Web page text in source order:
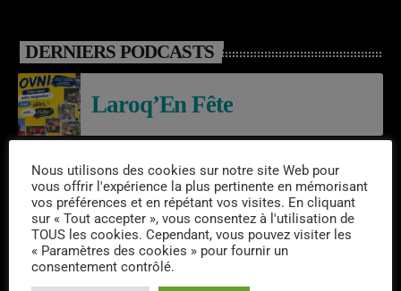
DERNIERS PODCASTS
Laroq’En Fête
Emissions semaine 31/2026
06/08/2026 – RESIDENCE –
CHAMALOT
Nous utilisons des cookies sur notre site Web pour
vous offrir l'expérience la plus pertinente en mémorisant
vos préférences et en répétant vos visites. En cliquant
sur « Tout accepter », vous consentez à l'utilisation de
TOUS les cookies. Cependant, vous pouvez visiter les
« Paramètres des cookies » pour fournir un
consentement contrôlé.